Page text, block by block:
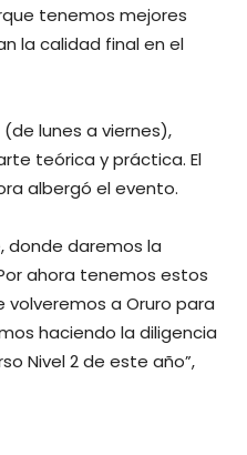
tenemos mejores
la calidad final en el
lunes a viernes),
teórica y práctica. El
albergó el evento.
donde daremos la
ahora tenemos estos
a Oruro para
haciendo la diligencia
Nivel 2 de este año”,